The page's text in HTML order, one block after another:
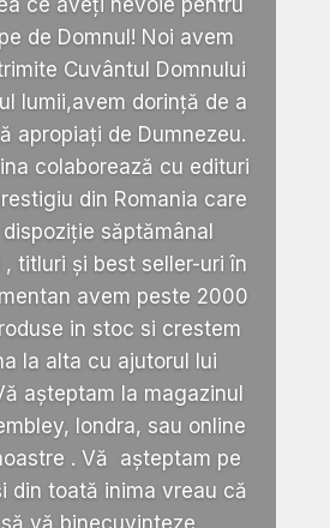
ce aveți nevoie pentru
de Domnul! Noi avem
Cuvântul Domnului
lumii,avem dorință de a
apropiați de Dumnezeu.
colaborează cu edituri
din Romania care
săptămânal
titluri și best seller-uri în
avem peste 2000
in stoc si crestem
la alta cu ajutorul lui
așteptam la magazinul
londra, sau online
. Vă așteptam pe
din toată inima vreau că